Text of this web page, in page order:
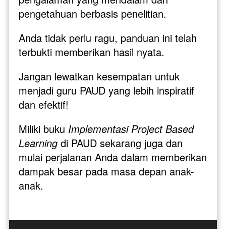
pengetahuan berbasis penelitian.
Anda tidak perlu ragu, panduan ini telah
terbukti memberikan hasil nyata.
Jangan lewatkan kesempatan untuk
menjadi guru PAUD yang lebih inspiratif
dan efektif!
Miliki buku Implementasi Project Based
Learning di PAUD sekarang juga dan
mulai perjalanan Anda dalam memberikan
dampak besar pada masa depan anak-
anak.